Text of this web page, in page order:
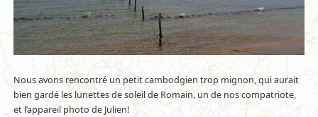
Nous avons rencontré un petit cambodgien trop mignon, qui aurait
bien gardé les lunettes de soleil de Romain, un de nos compatriote,
et l’appareil photo de Julien!